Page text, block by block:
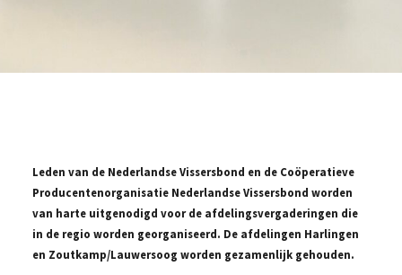
Leden van de Nederlandse Vissersbond en de Coöperatieve
Producentenorganisatie Nederlandse Vissersbond worden
van harte uitgenodigd voor de afdelingsvergaderingen die
in de regio worden georganiseerd. De afdelingen Harlingen
en Zoutkamp/Lauwersoog worden gezamenlijk gehouden.